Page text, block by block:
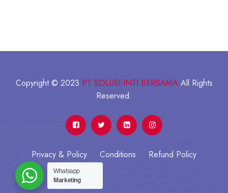
Copyright © 2023 PT SOLUSI INTI BERSAMAAll Rights
Reserved.
Privacy & Policy Conditions Refund Policy
Whatsapp
Marketing